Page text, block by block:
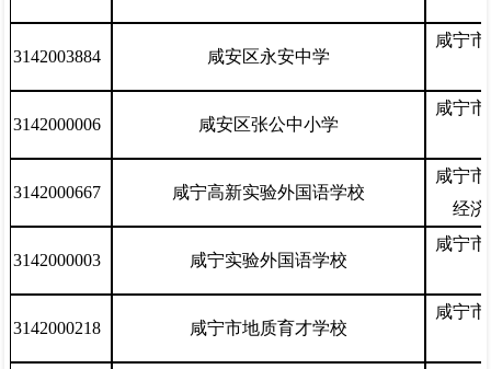
3142003884 咸安区永安中学
咸宁
3142000006 咸安区张公中小学
咸宁
3142000667 咸宁高新实验外国语学校
咸宁
经
3142000003 咸宁实验外国语学校
咸宁
3142000218 咸宁市地质育才学校
咸宁